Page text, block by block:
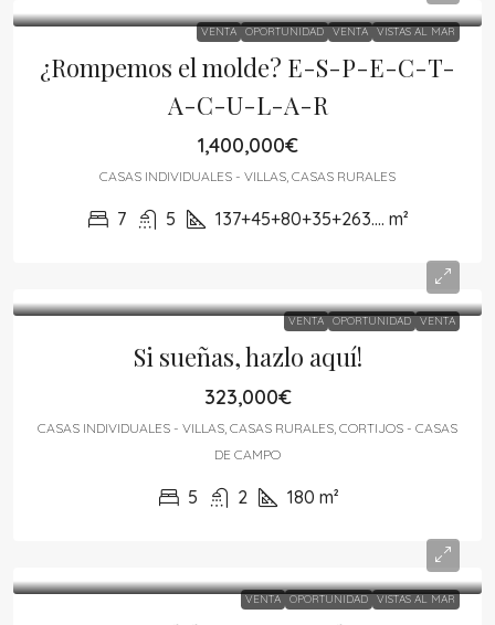
VENTA OPORTUNIDAD VENTA VISTAS AL MAR
¿Rompemos el molde? E-S-P-E-C-T-
A-C-U-L-A-R
1,400,000€
CASAS INDIVIDUALES - VILLAS, CASAS RURALES
7 5 137+45+80+35+263.... m²
VENTA OPORTUNIDAD VENTA
Si sueñas, hazlo aquí!
323,000€
CASAS INDIVIDUALES - VILLAS, CASAS RURALES, CORTIJOS - CASAS
DE CAMPO
5 2 180 m²
VENTA OPORTUNIDAD VISTAS AL MAR